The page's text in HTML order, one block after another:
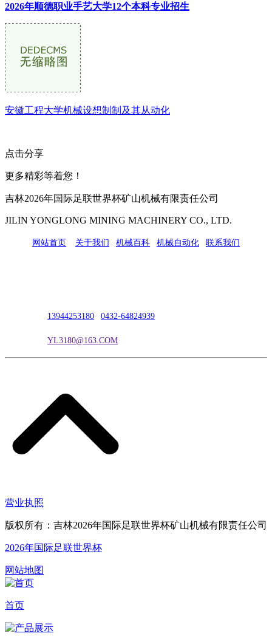
2026年顺德职业手艺大学12个本科专业招生
安徽工程大学机械设想制制及其从动化
点击分享
更多精彩等着您！
吉林2026年国际足联世界杯矿山机械有限责任公司
JILIN YONGLONG MINING MACHINERY CO., LTD.
网站首页 关于我们 机械百科 机械自动化 联系我们
13944253180 0432-64824939
YL3180@163.COM
营业执照
版权所有：吉林2026年国际足联世界杯矿山机械有限责任公司
2026年国际足联世界杯
网站地图
首页